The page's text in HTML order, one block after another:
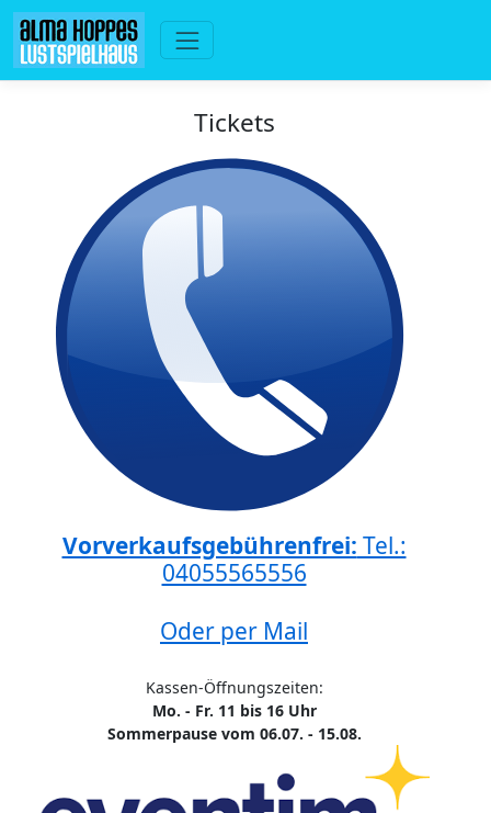
Tickets
Vorverkaufsgebührenfrei: Tel.:
04055565556
Oder per Mail
Kassen-Öffnungszeiten:
Mo. - Fr. 11 bis 16 Uhr
Sommerpause vom 06.07. - 15.08.